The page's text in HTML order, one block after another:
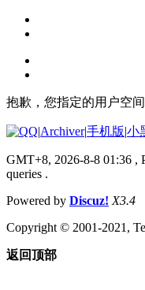
抱歉，您指定的用户空
|Archiver|手机版|小
GMT+8, 2026-8-8 01:36 ,
queries .
Powered by Discuz! X3.4
Copyright © 2001-2021,
返回顶部